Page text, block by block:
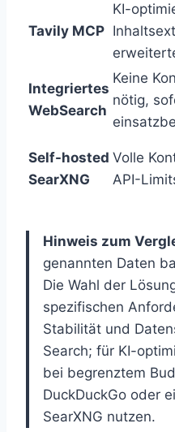
Tavily MCP
KI-
Integriertes
WebSearch
Keine
nötig,
Self-hosted
SearXNG
Volle
API-
Hinweis zum
genannten Daten
Die Wahl der
spezifischen
Stabilität und
Search; für KI-
bei begrenztem
DuckDuckGo oder
SearXNG nutzen.